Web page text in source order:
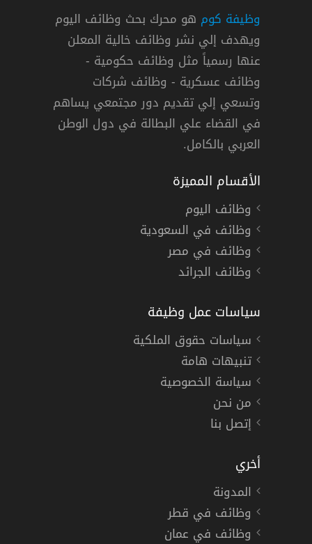
شركة يورومونيتور الدولية في دبي
« الإمارات »,دبي دوام كامل
وظيفة كوم هو محرك بحث وظائف اليوم
ويهدف إلي نشر وظائف خالية المعلن
عنها رسمياً مثل وظائف حكومية -
وظائف عسكرية - وظائف شركات
وتسعي إلي تقديم دور مجتمعي يساهم
في القضاء علي البطالة في دول الوطن
العربي بالكامل.
الأقسام المميزة
وظائف اليوم
وظائف في السعودية
وظائف في مصر
وظائف الجرائد
سياسات عمل وظيفة
سياسات حقوق الملكية
تنبيهات هامة
سياسة الخصوصية
من نحن
إتصل بنا
أخري
المدونة
وظائف في قطر
وظائف في عمان